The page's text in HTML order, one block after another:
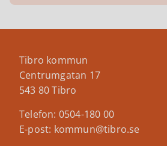
Tibro kommun
Centrumgatan 17
543 80 Tibro
Telefon: 0504-180 00
E-post: kommun@tibro.se